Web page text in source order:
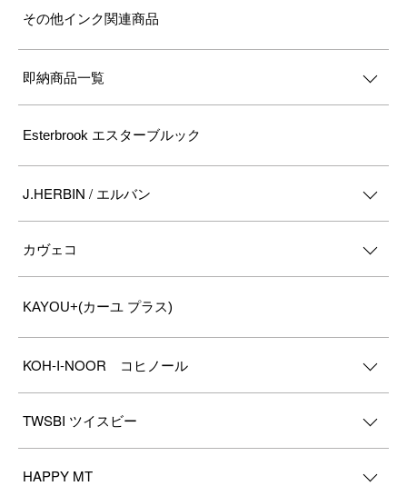
その他インク関連商品
即納商品一覧
Esterbrook エスターブルック
J.HERBIN / エルバン
カヴェコ
KAYOU+(カーユ プラス)
KOH-I-NOOR コヒノール
TWSBI ツイスビー
HAPPY MT